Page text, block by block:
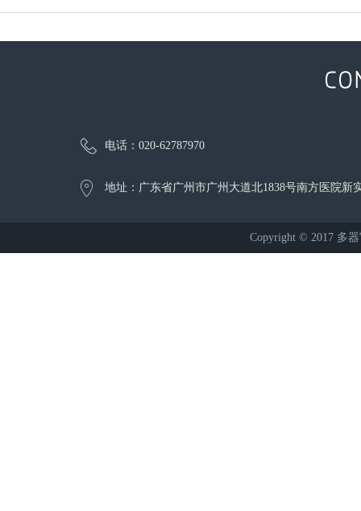
电话：020-62787970
地址：广东省广州市广州大道北1838号南方医院新
Copyright © 2017 多